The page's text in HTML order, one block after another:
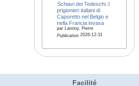
Schiavi dei Tedeschi.:I
prigionieri italiani di
Caporetto nel Belgio e
nella Francia invasa
par Lannoy, Pierre
Publication2026-12-31
Facilité